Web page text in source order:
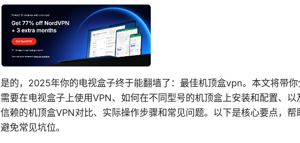
是的，2025年你的电视盒子终于能翻墙了：最佳机顶盒vpn。本文将带
需要在电视盒子上使用VPN、如何在不同型号的机顶盒上安装和配置、
信赖的机顶盒VPN对比、实际操作步骤和常见问题。以下是核心要点，帮
避免常见坑位。